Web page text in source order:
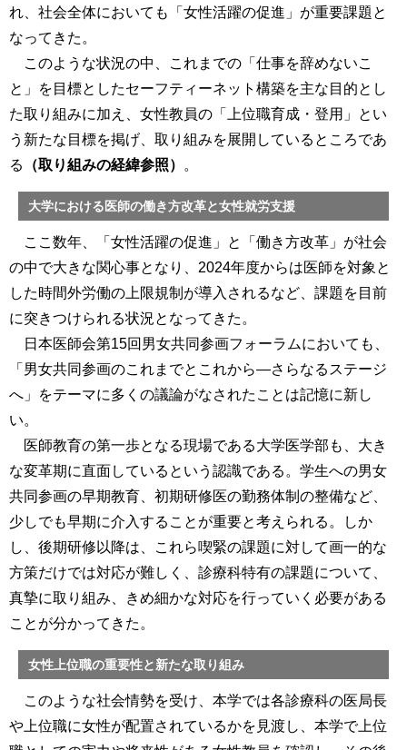
れ、社会全体においても「女性活躍の促進」が重要課題と
なってきた。
このような状況の中、これまでの「仕事を辞めないこ
と」を目標としたセーフティーネット構築を主な目的とし
た取り組みに加え、女性教員の「上位職育成・登用」とい
う新たな目標を掲げ、取り組みを展開しているところであ
る
（取り組みの経緯参照） 。
大学における医師の働き方改革と女性就労支援
ここ数年、「女性活躍の促進」と「働き方改革」が社会
の中で大きな関心事となり、2024年度からは医師を対象と
した時間外労働の上限規制が導入されるなど、課題を目前
に突きつけられる状況となってきた。
日本医師会第15回男女共同参画フォーラムにおいても、
「男女共同参画のこれまでとこれから―さらなるステージ
へ」をテーマに多くの議論がなされたことは記憶に新し
い。
医師教育の第一歩となる現場である大学医学部も、大き
な変革期に直面しているという認識である。学生への男女
共同参画の早期教育、初期研修医の勤務体制の整備など、
少しでも早期に介入することが重要と考えられる。しか
し、後期研修以降は、これら喫緊の課題に対して画一的な
方策だけでは対応が難しく、診療科特有の課題について、
真摯に取り組み、きめ細かな対応を行っていく必要がある
ことが分かってきた。
女性上位職の重要性と新たな取り組み
このような社会情勢を受け、本学では各診療科の医局長
や上位職に女性が配置されているかを見渡し、本学で上位